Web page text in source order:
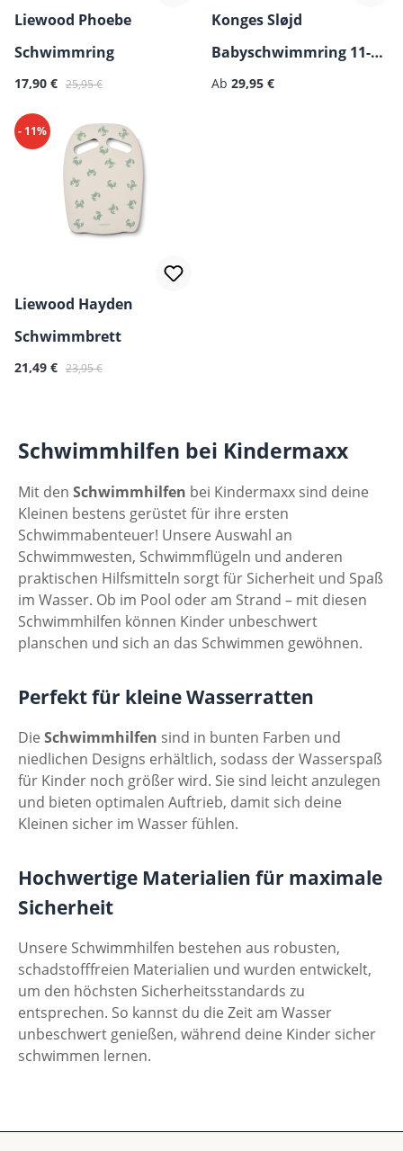
Liewood Phoebe
Schwimmring
Verkaufspreis:
17,90 € Regulärer Preis:
25,95 €
Konges Sløjd
Babyschwimmring 11-15
kg
Regulärer Preis:
Ab 29,95 €
- 11%
Liewood Hayden
Schwimmbrett
Verkaufspreis:
21,49 € Regulärer Preis:
23,95 €
Schwimmhilfen bei Kindermaxx
Mit den Schwimmhilfen bei Kindermaxx sind deine
Kleinen bestens gerüstet für ihre ersten
Schwimmabenteuer! Unsere Auswahl an
Schwimmwesten, Schwimmflügeln und anderen
praktischen Hilfsmitteln sorgt für Sicherheit und Spaß
im Wasser. Ob im Pool oder am Strand – mit diesen
Schwimmhilfen können Kinder unbeschwert
planschen und sich an das Schwimmen gewöhnen.
Perfekt für kleine Wasserratten
Die Schwimmhilfen sind in bunten Farben und
niedlichen Designs erhältlich, sodass der Wasserspaß
für Kinder noch größer wird. Sie sind leicht anzulegen
und bieten optimalen Auftrieb, damit sich deine
Kleinen sicher im Wasser fühlen.
Hochwertige Materialien für maximale
Sicherheit
Unsere Schwimmhilfen bestehen aus robusten,
schadstofffreien Materialien und wurden entwickelt,
um den höchsten Sicherheitsstandards zu
entsprechen. So kannst du die Zeit am Wasser
unbeschwert genießen, während deine Kinder sicher
schwimmen lernen.